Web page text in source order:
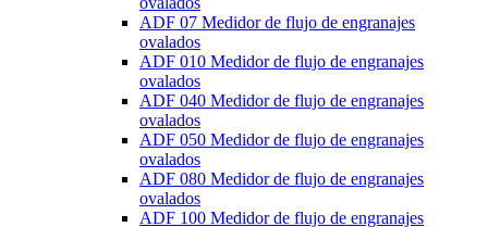
ADF 07 Medidor de flujo de engranajes
ovalados
ADF 010 Medidor de flujo de engranajes
ovalados
ADF 040 Medidor de flujo de engranajes
ovalados
ADF 050 Medidor de flujo de engranajes
ovalados
ADF 080 Medidor de flujo de engranajes
ovalados
ADF 100 Medidor de flujo de engranajes